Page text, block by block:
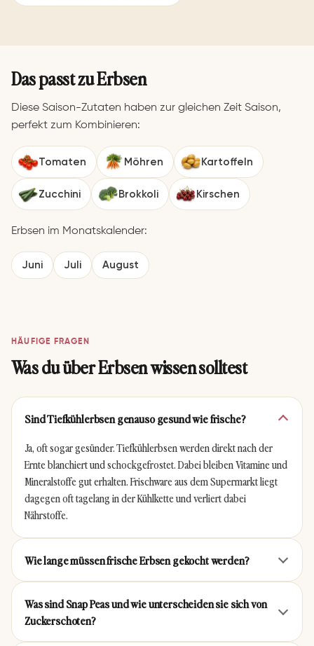
Hackfleischrisotto aus
Rigatoni al forno aus dem
Gemüsereis aus dem
Thermomix®
4.9 · ⏱ 45 Min
aus dem Thermomix®
4.9 · ⏱ 30 Min
Schnelles
Würstchengulasch aus
dem Thermomix® (One-
Hühnerfrikassee aus dem
Das passt zu Erbsen
Diese Saison-Zutaten haben zur gleichen Zeit Saison,
perfekt zum Kombinieren:
Tomaten Möhren Kartoffeln
Zucchini Brokkoli Kirschen
Erbsen im Monatskalender:
Juni Juli August
HÄUFIGE FRAGEN
Was du über Erbsen wissen solltest
Sind Tiefkühlerbsen genauso gesund wie frische?
Ja, oft sogar gesünder. Tiefkühlerbsen werden direkt nach der
Ernte blanchiert und schockgefrostet. Dabei bleiben Vitamine und
Mineralstoffe gut erhalten. Frischware aus dem Supermarkt liegt
dagegen oft tagelang in der Kühlkette und verliert dabei
Nährstoffe.
Wie lange müssen frische Erbsen gekocht werden?
Was sind Snap Peas und wie unterscheiden sie sich von
Zuckerschoten?